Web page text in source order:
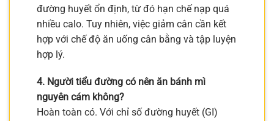
đường huyết ổn định, từ đó hạn chế nạp quá
nhiều calo. Tuy nhiên, việc giảm cân cần kết
hợp với chế độ ăn uống cân bằng và tập luyện
hợp lý.
4. Người tiểu đường có nên ăn bánh mì
nguyên cám không?
Hoàn toàn có. Với chỉ số đường huyết (GI)